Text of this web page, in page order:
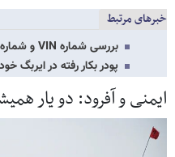
خبرهای مرتبط
بررسی شماره VIN و شماره موتور خودروها
پودر بکار رفته در ایربگ
ایمنی و آفرود: دو یار